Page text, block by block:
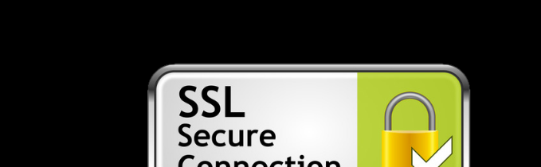
Наши достижения:
— в 2023 году запустили франшизу;
— в 2022 году начали разрабатывать свой собственный мегамаркетплейс;
— в 2020 году создали авторский online курс по созданию сайтов под ключ.